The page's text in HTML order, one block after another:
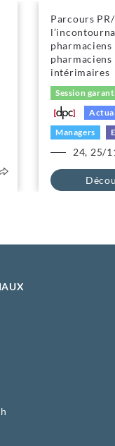
Parcours
pharmaciens
pharmaciens
intérimaires
Session
Managers
24, 25/